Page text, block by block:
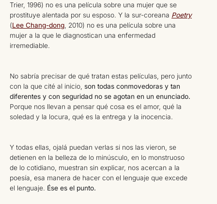
Trier, 1996) no es una película sobre una mujer que se
prostituye alentada por su esposo. Y la sur-coreana Poetry
(Lee Chang-dong , 2010) no es una película sobre una
mujer a la que le diagnostican una enfermedad
irremediable.
No sabría precisar de qué tratan estas películas, pero junto
con la que cité al inicio, son todas conmovedoras y tan
diferentes y con seguridad no se agotan en un enunciado.
Porque nos llevan a pensar qué cosa es el amor, qué la
soledad y la locura, qué es la entrega y la inocencia.
Y todas ellas, ojalá puedan verlas si nos las vieron, se
detienen en la belleza de lo minúsculo, en lo monstruoso
de lo cotidiano, muestran sin explicar, nos acercan a la
poesía, esa manera de hacer con el lenguaje que excede
el lenguaje. Ése es el punto.